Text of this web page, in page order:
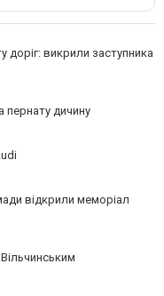
доріг: викрили заступника
дичину
відкрили меморіал